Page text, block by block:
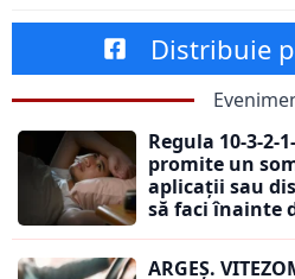
Distribuie
Regula 10-3-2-
promite un
aplicații sau
să faci înainte
ARGEȘ.